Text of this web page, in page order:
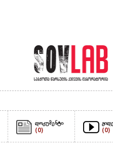
დოკუმენტი
(0) (0)